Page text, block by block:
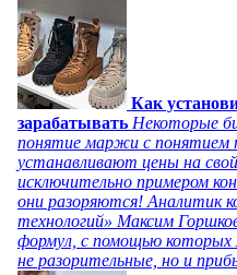
Как
зарабатывать Некоторые
понятие маржи с понятием
устанавливают цены на
исключительно примером
они разоряются! Аналитик
технологий» Максим
формул, с помощью
не разорительные, но и